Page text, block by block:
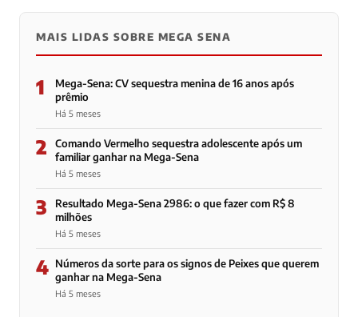
MAIS LIDAS SOBRE MEGA SENA
1
Mega-Sena: CV sequestra menina de 16 anos após
prêmio
Há 5 meses
2
Comando Vermelho sequestra adolescente após um
familiar ganhar na Mega-Sena
Há 5 meses
3
Resultado Mega-Sena 2986: o que fazer com R$ 8
milhões
Há 5 meses
4 Números da sorte para os signos de Peixes que querem
ganhar na Mega-Sena
Há 5 meses